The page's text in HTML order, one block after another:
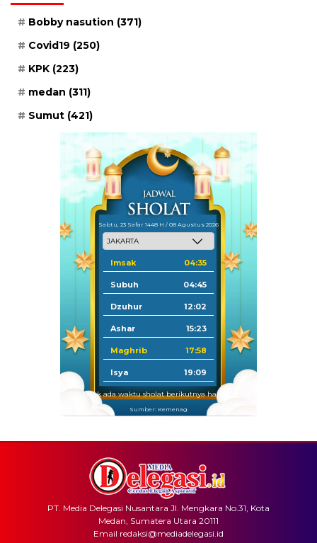
Bobby nasution (371)
Covid19 (250)
KPK (223)
medan (311)
Sumut (421)
Sabtu, 23 Safar 1448 H / 08 Agustus 2026
Imsak 04:35
Subuh 04:45
Dzuhur 12:02
Ashar 15:23
Maghrib 17:58
Isya 19:09
Tidak ada waktu sholat berikutnya hari ini.
Sumber: Kemenag
PT. Media Delegasi Nusantara Jl. Mengkara No.31, Kota
Medan, Sumatera Utara 20111
Email redaksi@mediadelegasi.id